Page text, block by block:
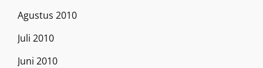
Agustus 2010
Juli 2010
Juni 2010